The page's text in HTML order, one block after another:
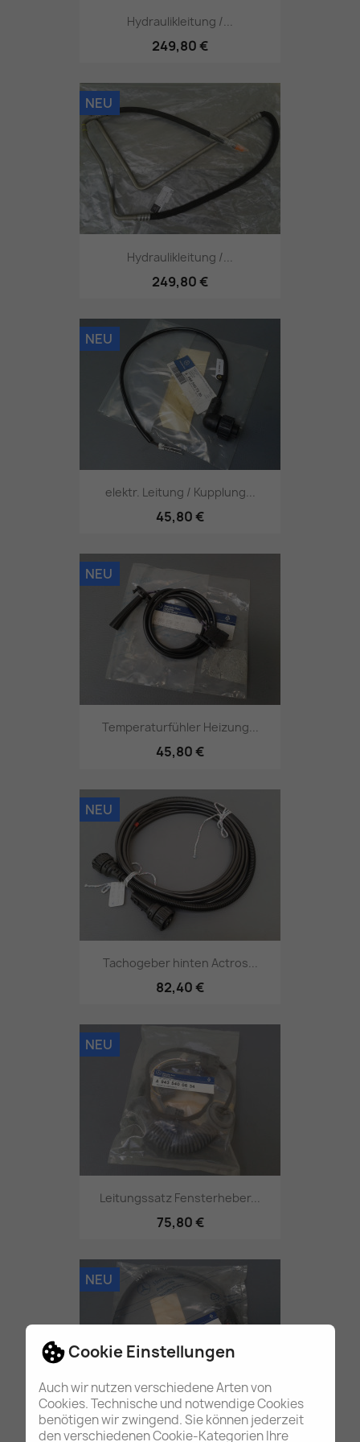
Cookie Einstellungen
Auch wir nutzen verschiedene Arten von
Cookies. Technische und notwendige Cookies
benötigen wir zwingend. Sie können jederzeit
den verschiedenen Cookie-Kategorien Ihre
Hydraulikleitung /...
249,80 €
Hydraulikleitung /...
249,80 €
NEU
elektr. Leitung / Kupplung...
45,80 €
NEU
Temperaturfühler Heizung...
45,80 €
NEU
Tachogeber hinten Actros...
82,40 €
NEU
Leitungssatz Fensterheber...
75,80 €
NEU
Leitungssatz...
NEU